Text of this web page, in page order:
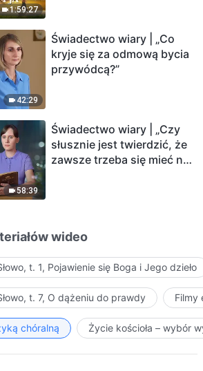
1:59:27
42:29
Świadectwo wiary | „Co
kryje się za odmową bycia
przywódcą?”
58:39
Świadectwo wiary | „Czy
słusznie jest twierdzić, że
zawsze trzeba się mieć na
wideo
t. 1, Pojawienie się Boga i Jego dzieło
t. 7, O dążeniu do prawdy Filmy
chóralną Życie kościoła – wybór